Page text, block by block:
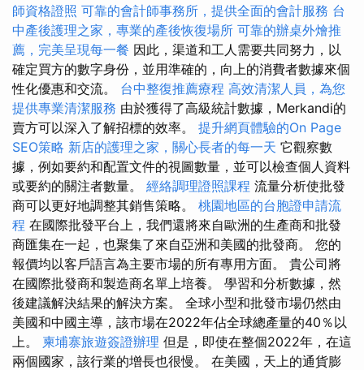
師資格證照 可靠的會計師事務所，提供全面的會計服務 台
中產後護理之家，專業的產後恢復場所 可靠的辦桌外燴推
薦，完美呈現每一餐 因此，渠道和工人需要共同努力，以
確定買方的數字身份，並用準確的，向上的消費者數據來個
性化優惠和交流。 台中整復推薦療程 高效清潔人員，為您
提供專業清潔服務 由於獲得了高級統計數據，Merkandi的
賣方可以深入了解招標的效率。 提升網頁體驗的On Page
SEO策略 新店的護理之家，關心長者的每一天 它觀察數
據，例如要約和配置文件的視圖數量，並可以檢查個人資料
或要約的關注者數量。 經絡調理證照課程 流量分析使批發
商可以更好地調整其銷售策略。 桃園地區的台胞證申請流
程 在國際批發平台上，我們還將來自歐洲的生產商和批發
商匯集在一起​​，也聚集了來自亞洲和美國的批發商。 您的
報價均以客戶語言為主要市場的所有專用方面。 貴公司將
在國際批發商和製造商名單上培養。 學習和分析數據，然
後建議解決結果的解決方案。 全球小型和批發市場仍然由
美國和中國主導，該市場在2022年佔全球總產量的40％以
上。 柬埔寨旅遊簽證辦理 但是，即使在整個2022年，在這
兩個國家，該行業的增長也很慢。 在美國，天上的通貨膨